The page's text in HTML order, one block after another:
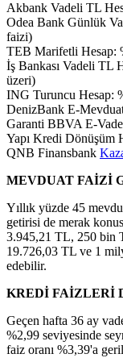
Akbank Vadeli TL
Odea Bank Günlük
faizi)
TEB Marifetli Hesap:
İş Bankası Vadeli TL
üzeri)
ING Turuncu Hesap:
DenizBank E-
Garanti BBVA E-
Yapı Kredi Dönüşüm
QNB Finansbank
MEVDUAT FAİZİ
Yıllık yüzde 45
getirisi de merak
3.945,21 TL, 250 bin
19.726,03 TL ve 1
edebilir.
KREDİ FAİZLERİ
Geçen hafta 36 ay
%2,99 seviyesinde
faiz oranı %3,39'a